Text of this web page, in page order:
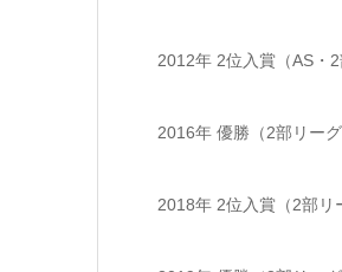
2012年 2位入賞（AS・2
2016年 優勝（2部リーグ
2018年 2位入賞（2部リ